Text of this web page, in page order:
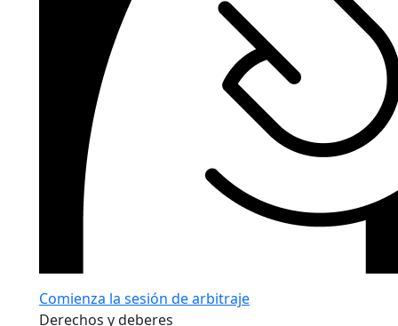
Comienza la sesión de arbitraje
Derechos y deberes